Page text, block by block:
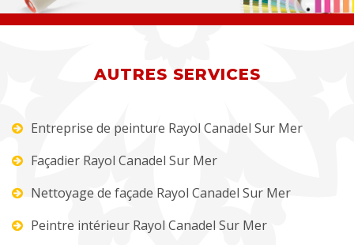
AUTRES SERVICES
Entreprise de peinture Rayol Canadel Sur Mer
Façadier Rayol Canadel Sur Mer
Nettoyage de façade Rayol Canadel Sur Mer
Peintre intérieur Rayol Canadel Sur Mer